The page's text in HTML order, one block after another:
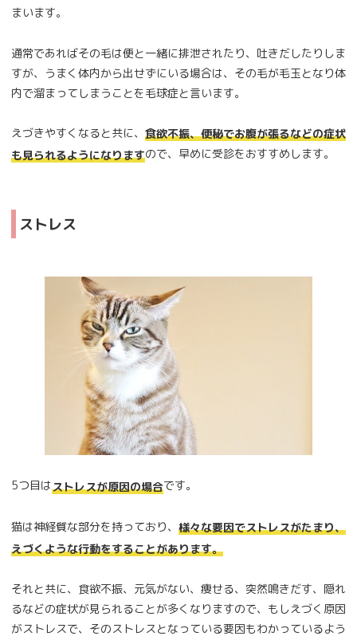
まいます。
通常であればその毛は便と一緒に排泄されたり、吐きだしたりしま
すが、うまく体内から出せずにいる場合は、その毛が毛玉となり体
内で溜まってしまうことを毛球症と言います。
えづきやすくなると共に、 食欲不振、便秘でお腹が張るなどの症状
も見られるようになりますので、早めに受診をおすすめします。
ストレス
5つ目はストレスが原因の場合です。
猫は神経質な部分を持っており、 様々な要因でストレスがたまり、
えづくような行動をすることがあります。
それと共に、食欲不振、元気がない、痩せる、突然鳴きだす、隠れ
るなどの症状が見られることが多くなりますので、もしえづく原因
がストレスで、そのストレスとなっている要因もわかっているよう